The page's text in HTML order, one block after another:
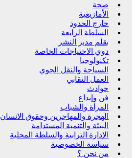
صحة
الأمازيغية
خارج الحدود
السلطة الرابعة
بقلم مدير النشر
دوي الاحتياجات الخاصة
تكنولوجيا
السياحة والنقل الجوي
العمل النقابي
حوادث
فن وإبداع
المرأة والشباب
الهجرة والمهاجرين وحقوق الانسان
البيئة والتنمية المستدامة
الإدارة الترابية والسلطة المحلية
سياسة الخصوصية
من نحن ؟